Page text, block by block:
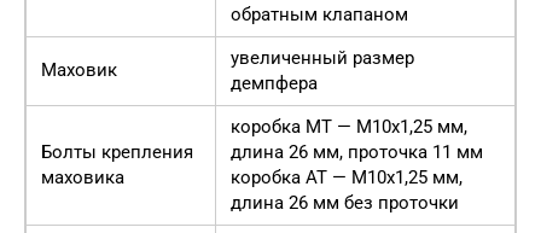
обратным клапаном
Маховик
увеличенный размер
демпфера
Болты крепления
маховика
коробка МТ — М10х1,25 мм,
длина 26 мм, проточка 11 мм
коробка АТ — М10х1,25 мм,
длина 26 мм без проточки